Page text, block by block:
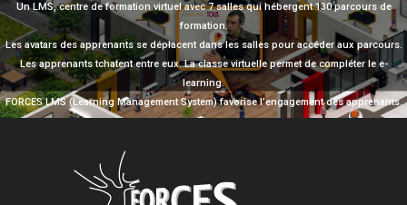
Un LMS, centre de formation virtuel avec 7 salles qui hébergent 130 parcours de
formation.
Les avatars des apprenants se déplacent dans les salles pour accéder aux parcours.
Les apprenants tchatent entre eux. La classe virtuelle permet de compléter le e-
learning.
FORCES LMS (Learning Management System) favorise l’engagement des apprenants.